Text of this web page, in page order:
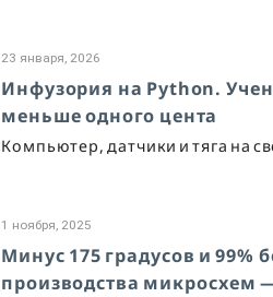
23 января, 2026
Инфузория на Python.
меньше одного цента
Компьютер, датчики и тяга на
1 ноября, 2025
Минус 175 градусов и
производства микросхем